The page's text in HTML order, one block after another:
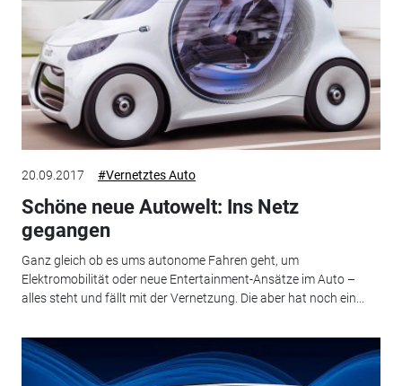
20.09.2017 #Vernetztes Auto
Schöne neue Autowelt: Ins Netz
gegangen
Ganz gleich ob es ums autonome Fahren geht, um
Elektromobilität oder neue Entertainment-Ansätze im Auto –
alles steht und fällt mit der Vernetzung. Die aber hat noch ein...